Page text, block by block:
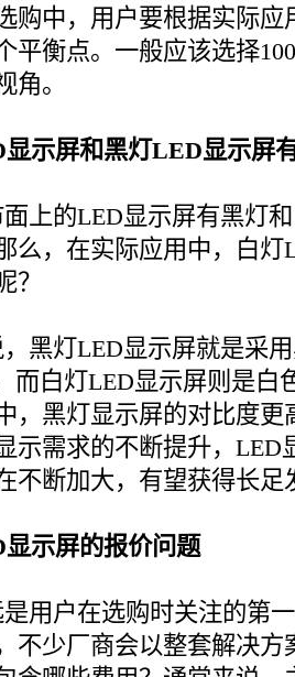
购中，用户要根据实际应
平衡点。一般应该选择
角。
屏和黑灯LED显示屏
的LED显示屏有黑灯和
么，在实际应用中，白灯
？
灯LED显示屏就是采用
而白灯LED显示屏则是白
，黑灯显示屏的对比度更
示需求的不断提升，LED
不断加大，有望获得长足
示屏的报价问题
户在选购时关注的第一
不少厂商会以整套解决